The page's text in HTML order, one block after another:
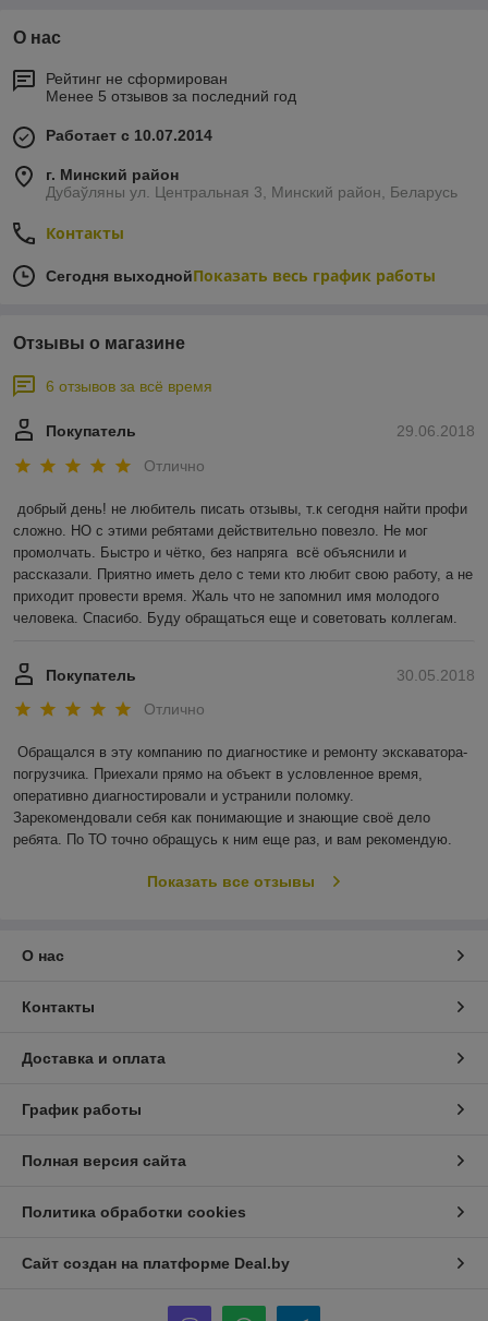
О нас
Рейтинг не сформирован
Менее 5 отзывов за последний год
Работает с 10.07.2014
г. Минский район
Дубаўляны ул. Центральная 3, Минский район, Беларусь
Контакты
Сегодня выходнойПоказать весь график работы
Отзывы о магазине
6 отзывов за всё время
29.06.2018
Покупатель
Отлично
добрый день! не любитель писать отзывы, т.к сегодня найти профи
сложно. НО с этими ребятами действительно повезло. Не мог
промолчать. Быстро и чётко, без напряга  всё объяснили и
рассказали. Приятно иметь дело с теми кто любит свою работу, а не
приходит провести время. Жаль что не запомнил имя молодого
человека. Спасибо. Буду обращаться еще и советовать коллегам.
30.05.2018
Покупатель
Отлично
Обращался в эту компанию по диагностике и ремонту экскаватора-
погрузчика. Приехали прямо на объект в условленное время,
оперативно диагностировали и устранили поломку.
Зарекомендовали себя как понимающие и знающие своё дело
ребята. По ТО точно обращусь к ним еще раз, и вам рекомендую.
Показать все отзывы
О нас
Контакты
Доставка и оплата
График работы
Полная версия сайта
Политика обработки cookies
Сайт создан на платформе Deal.by